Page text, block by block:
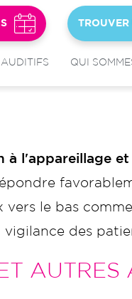
QUI
TROUVER
à l'appareillage et
le bas
des
AUTRES